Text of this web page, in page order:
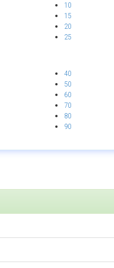
10
15
20
25
40
50
60
70
80
90